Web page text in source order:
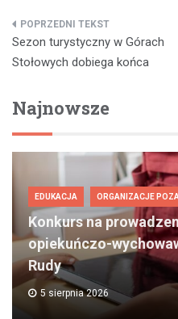
Nawigacja
wpisu
Sezon turystyczny w Górach
Stołowych dobiega końca
Najnowsze
EDUKACJA ORGANIZACJE
Konkurs na
opiekuńczo-
Rudy
5 sierpnia 2026